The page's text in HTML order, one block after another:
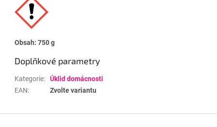
Obsah: 750 g
Doplňkové parametry
Kategorie:
Úklid domácnosti
EAN: Zvolte variantu